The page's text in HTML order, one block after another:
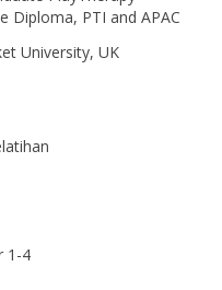
Diploma, PTI and APAC
University, UK
1-4